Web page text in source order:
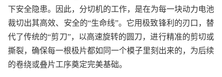
下安全隐患。因此，分切机的工作，是在为每一块动力电池
裁切出其高效、安全的“生命线”。它用极致锋利的刃口，替
代了传统的“剪刀”，以高速旋转的圆刀，进行精准的剪切或
撕裂，确保每一根极片都如同一个模子里刻出来的，为后续
的卷绕或叠片工序奠定完美基础。